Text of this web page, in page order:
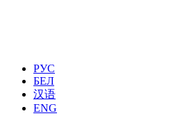
РУС
БЕЛ
汉语
ENG